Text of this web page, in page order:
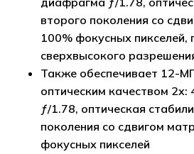
второго поколения со
100% фокусных
сверхвысокого
Также обеспечивает 12-
оптическим качеством
ƒ/1.78, оптическая
поколения со сдвигом
фокусных пикселей